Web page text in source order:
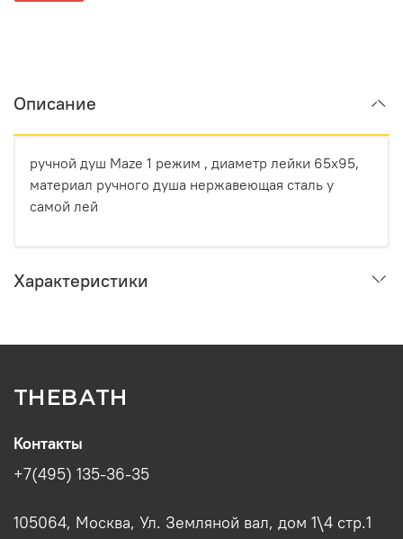
Описание
ручной душ Maze 1 режим , диаметр лейки 65х95,
материал ручного душа нержавеющая сталь у
самой лей
Характеристики
THEBATH
Контакты
+7(495) 135-36-35
105064, Москва, Ул. Земляной вал, дом 1\4 стр.1